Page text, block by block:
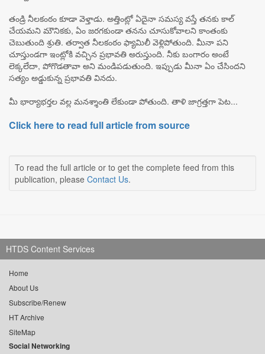
తండ్రి నీలకంఠం కూడా వెళ్తాడు. అత్తింట్లో ఏదైనా సమస్య వస్తే తనకు కాల్
చేయమని మౌనికకు, ఏం జరగకుండా తనను చూసుకోవాలని కాంతంకు
చెబుతుంది శ్రుతి. తర్వాత నీలకంఠం ఫ్యామిలీ వెళ్లిపోతుంది. మీనా పని
చూస్తుండగా ఇంట్లోకి వచ్చిన ప్రభావతి అరుస్తుంది. నీకు బంగారం అంటే
లెక్కలేదా, పోగొడతావా అని మండిపడుతుంది. ఇప్పుడు మీనా ఏం చేసిందని
సత్యం అడ్డుకున్న ప్రభావతి వినదు.
మీ భార్యాభర్తల వల్ల మనశ్శాంతి లేకుండా పోతుంది. తాళి జాగ్రత్తగా పెట...
Click here to read full article from source
To read the full article or to get the complete feed from this
publication, please Contact Us.
HTDS Content Services
Home
About Us
Subscribe/Renew
HT Archive
SiteMap
Social Networking